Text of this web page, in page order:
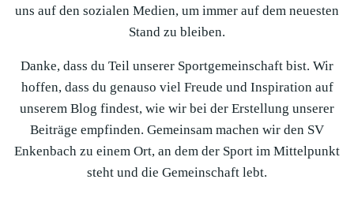
uns auf den sozialen Medien, um immer auf dem neuesten
Stand zu bleiben.
Danke, dass du Teil unserer Sportgemeinschaft bist. Wir
hoffen, dass du genauso viel Freude und Inspiration auf
unserem Blog findest, wie wir bei der Erstellung unserer
Beiträge empfinden. Gemeinsam machen wir den SV
Enkenbach zu einem Ort, an dem der Sport im Mittelpunkt
steht und die Gemeinschaft lebt.